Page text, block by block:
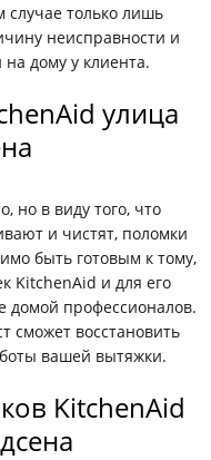
только лишь
неисправности и
на дому у клиента.
улица
но в виду того, что
и чистят, поломки
быть готовым к тому,
KitchenAid и для его
домой профессионалов.
сможет восстановить
вашей вытяжки.
KitchenAid